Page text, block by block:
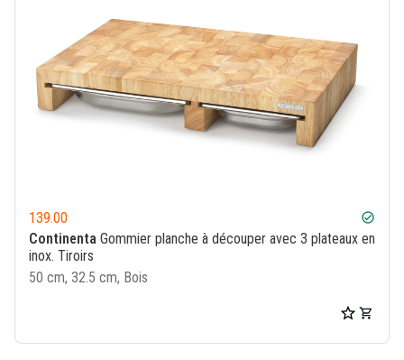
139.00 check_circle
Continenta Gommier planche à découper avec 3 plateaux en
inox. Tiroirs
50 cm, 32.5 cm, Bois